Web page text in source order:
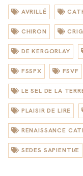
AVRILLÉ
CHIRON
DE KERGORLAY
FSSPX FSVF
LE SEL DE LA
PLAISIR DE LIRE
RENAISSANCE
SEDES SAPIENTIÆ